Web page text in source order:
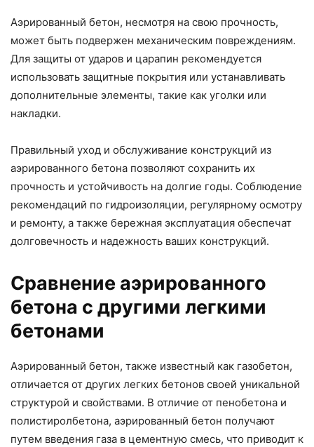
Аэрированный бетон, несмотря на свою прочность,
может быть подвержен механическим повреждениям.
Для защиты от ударов и царапин рекомендуется
использовать защитные покрытия или устанавливать
дополнительные элементы, такие как уголки или
накладки.
Правильный уход и обслуживание конструкций из
аэрированного бетона позволяют сохранить их
прочность и устойчивость на долгие годы. Соблюдение
рекомендаций по гидроизоляции, регулярному осмотру
и ремонту, а также бережная эксплуатация обеспечат
долговечность и надежность ваших конструкций.
Сравнение аэрированного
бетона с другими легкими
бетонами
Аэрированный бетон, также известный как газобетон,
отличается от других легких бетонов своей уникальной
структурой и свойствами. В отличие от пенобетона и
полистиролбетона, аэрированный бетон получают
путем введения газа в цементную смесь, что приводит к